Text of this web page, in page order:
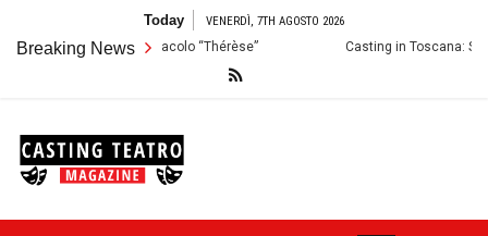
content
Today VENERDÌ, 7TH AGOSTO 2026
Breaking News
per lo Spettacolo “Thérèse” Casting in Toscana: Si cercano
teatrali